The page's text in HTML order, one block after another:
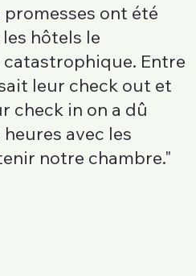
promesses ont été
hôtels le
Entre
leur check out et
check in on a dû
avec les
notre chambre."